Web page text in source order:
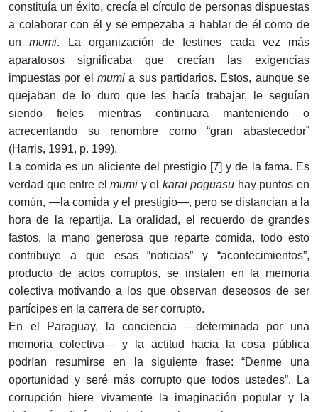
constituía un éxito, crecía el círculo de personas dispuestas
a colaborar con él y se empezaba a hablar de él como de
unmumi. La organización de festines cada vez más
aparatosos significaba que crecían las exigencias
impuestas por el mumi a sus partidarios. Estos, aunque se
quejaban de lo duro que les hacía trabajar, le seguían
siendo fieles mientras continuara manteniendo o
acrecentando su renombre como “gran abastecedor”
(Harris, 1991, p. 199).
La comida es un aliciente del prestigio [7] y de la fama. Es
verdad que entre elmumi y el karai poguasu hay puntos en
común, —la comida y el prestigio—, pero se distancian a la
hora de la repartija. La oralidad, el recuerdo de grandes
fastos, la mano generosa que reparte comida, todo esto
contribuye a que esas “noticias” y “acontecimientos”,
producto de actos corruptos, se instalen en la memoria
colectiva motivando a los que observan deseosos de ser
partícipes en la carrera de ser corrupto.
En el Paraguay, la conciencia —determinada por una
memoria colectiva—y la actitud hacia la cosa pública
podrían resumirse en la siguiente frase: “Denme una
oportunidad y seré más corrupto que todos ustedes”. La
corrupción hiere vivamente la imaginación popular y la